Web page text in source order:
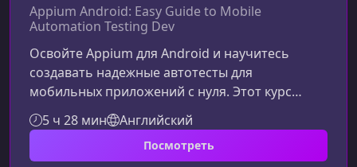
Appium Android: Easy Guide to Mobile
Automation Testing Dev
Освойте Appium для Android и научитесь
создавать надежные автотесты для
мобильных приложений с нуля. Этот курс
подойдет всем, кто хочет уверенно
автоматизировать тестирование с
использованием Java, Appium, Selenium,
5 ч 28 мин Английский
Посмотреть